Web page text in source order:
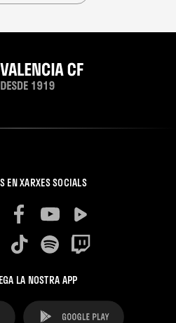
EN XARXES SOCIALS
LA NOSTRA APP